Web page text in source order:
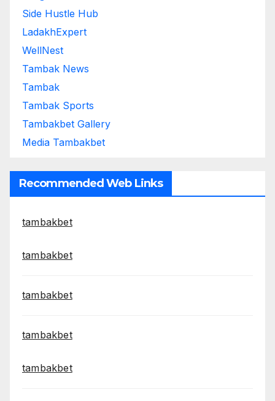
Side Hustle Hub
LadakhExpert
WellNest
Tambak News
Tambak
Tambak Sports
Tambakbet Gallery
Media Tambakbet
Recommended Web Links
tambakbet
tambakbet
tambakbet
tambakbet
tambakbet